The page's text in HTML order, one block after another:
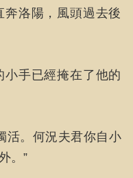
洛陽，風頭過去後
手已經掩在了他的
活。何況夫君你自小
。”